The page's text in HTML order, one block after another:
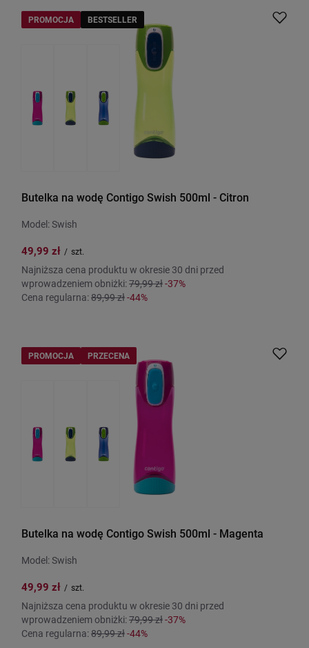
PROMOCJA BESTSELLER
Butelka na wodę Contigo Swish 500ml - Citron
Model: Swish
49,99 zł / szt.
Najniższa cena produktu w okresie 30 dni przed
wprowadzeniem obniżki:79,99 zł-37%
Cena regularna:89,99 zł-44%
PROMOCJA PRZECENA
Butelka na wodę Contigo Swish 500ml - Magenta
Model: Swish
49,99 zł / szt.
Najniższa cena produktu w okresie 30 dni przed
wprowadzeniem obniżki:79,99 zł-37%
Cena regularna:89,99 zł-44%